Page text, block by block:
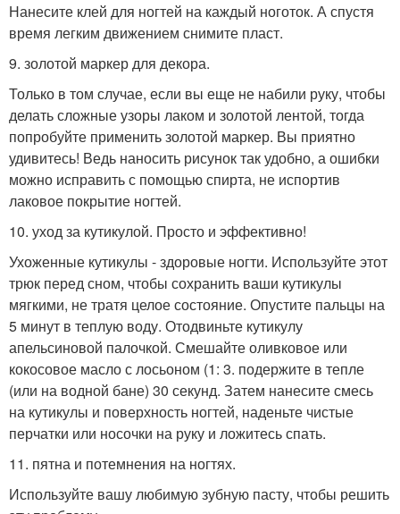
Нанесите клей для ногтей на каждый ноготок. А спустя
время легким движением снимите пласт.
9. золотой маркер для декора.
Только в том случае, если вы еще не набили руку, чтобы
делать сложные узоры лаком и золотой лентой, тогда
попробуйте применить золотой маркер. Вы приятно
удивитесь! Ведь наносить рисунок так удобно, а ошибки
можно исправить с помощью спирта, не испортив
лаковое покрытие ногтей.
10. уход за кутикулой. Просто и эффективно!
Ухоженные кутикулы - здоровые ногти. Используйте этот
трюк перед сном, чтобы сохранить ваши кутикулы
мягкими, не тратя целое состояние. Опустите пальцы на
5 минут в теплую воду. Отодвиньте кутикулу
апельсиновой палочкой. Смешайте оливковое или
кокосовое масло с лосьоном (1: 3. подержите в тепле
(или на водной бане) 30 секунд. Затем нанесите смесь
на кутикулы и поверхность ногтей, наденьте чистые
перчатки или носочки на руку и ложитесь спать.
11. пятна и потемнения на ногтях.
Используйте вашу любимую зубную пасту, чтобы решить